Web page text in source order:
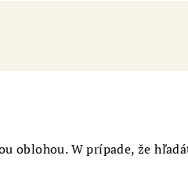
oblohou. W prípade, že